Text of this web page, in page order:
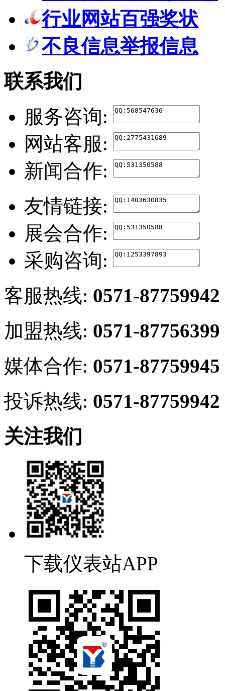
行业网站百强奖状
不良信息举报信息
联系我们
服务咨询:
网站客服:
新闻合作:
友情链接:
展会合作:
采购咨询:
客服热线: 0571-87759942
加盟热线: 0571-87756399
媒体合作: 0571-87759945
投诉热线: 0571-87759942
关注我们
下载仪表站APP